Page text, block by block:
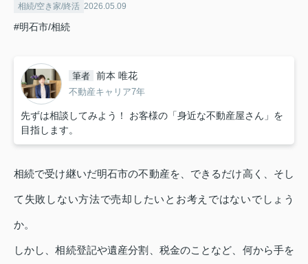
相続/空き家/終活 2026.05.09
#明石市/相続
筆者 前本 唯花
不動産キャリア7年
先ずは相談してみよう！ お客様の「身近な不動産屋さん」を
目指します。
相続で受け継いだ明石市の不動産を、できるだけ高く、そし
て失敗しない方法で売却したいとお考えではないでしょう
か。
しかし、相続登記や遺産分割、税金のことなど、何から手を